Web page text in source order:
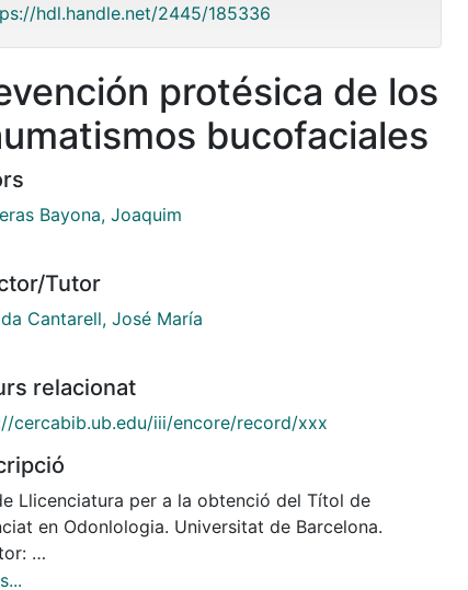
hdl.handle.net/2445/185336
protésica de los
bucofaciales
Bayona, Joaquim
Tutor
Cantarell, José María
relacionat
cercabib.ub.edu/iii/encore/record/xxx
Llicenciatura per a la obtenció del Títol de
en Odonlologia. Universitat de Barcelona.
Cantarell, José María. 1993